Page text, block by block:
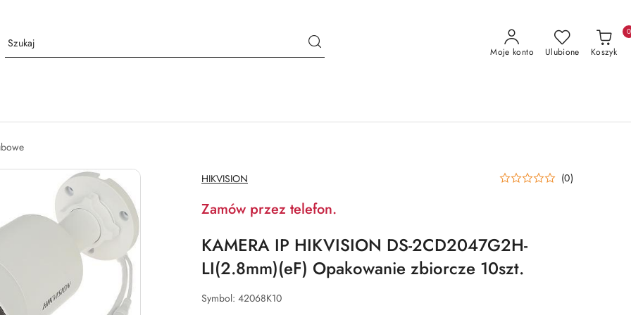
Moje konto Ulubione Koszyk
0
NAZWA
PRODUCENTA:
HIKVISION (0)
Zamów przez telefon.
KAMERA IP HIKVISION DS-2CD2047G2H-
LI(2.8mm)(eF) Opakowanie zbiorcze 10szt.
Symbol: 42068K10